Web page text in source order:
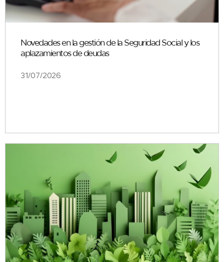
Novedades en la gestión de la Seguridad Social y los
aplazamientos de deudas
31/07/2026